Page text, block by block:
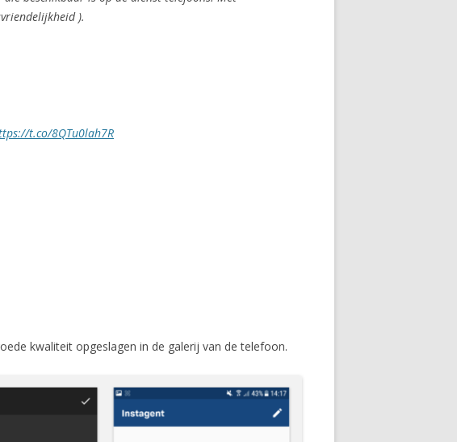
).
t.co/8QTu0lah7R
kwaliteit opgeslagen in de galerij van de telefoon.